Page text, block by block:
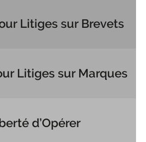
Litiges sur Brevets
Litiges sur Marques
d’Opérer